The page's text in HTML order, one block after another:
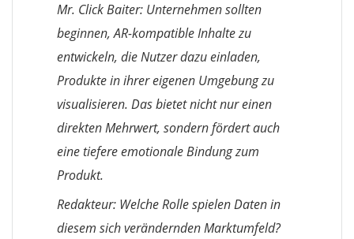
Mr. Click Baiter: Unternehmen sollten
beginnen, AR-kompatible Inhalte zu
entwickeln, die Nutzer dazu einladen,
Produkte in ihrer eigenen Umgebung zu
visualisieren. Das bietet nicht nur einen
direkten Mehrwert, sondern fördert auch
eine tiefere emotionale Bindung zum
Produkt.
Redakteur: Welche Rolle spielen Daten in
diesem sich verändernden Marktumfeld?